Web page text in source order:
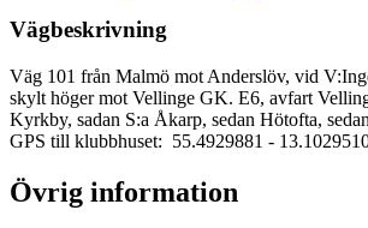
Vägbeskrivning
Väg 101 från Malmö mot Anderslöv, vid
skylt höger mot Vellinge GK. E6, avfart
Kyrkby, sadan S:a Åkarp, sedan Hötofta,
GPS till klubbhuset: 55.4929881 -
Övrig information